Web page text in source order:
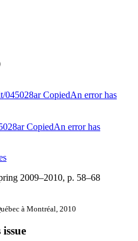
045028arCopiedAn error has
CopiedAn error has
2009–2010, p. 58–68
à Montréal, 2010